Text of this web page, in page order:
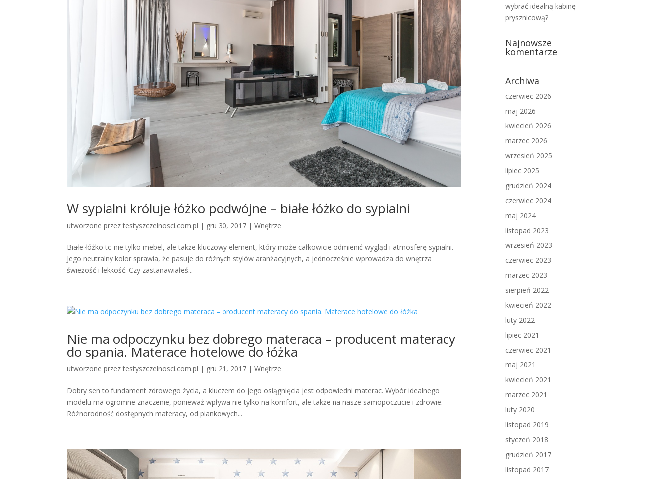
W sypialni króluje łóżko podwójne – białe łóżko do sypialni
utworzone przeztestyszczelnosci.com.pl | gru 30, 2017 |Wnętrze
Białe łóżko to nie tylko mebel, ale także kluczowy element, który może całkowicie odmienić wygląd i atmosferę sypialni.
Jego neutralny kolor sprawia, że pasuje do różnych stylów aranżacyjnych, a jednocześnie wprowadza do wnętrza
świeżość i lekkość. Czy zastanawiałeś...
Nie ma odpoczynku bez dobrego materaca – producent materacy
do spania. Materace hotelowe do łóżka
utworzone przeztestyszczelnosci.com.pl | gru 21, 2017 |Wnętrze
Dobry sen to fundament zdrowego życia, a kluczem do jego osiągnięcia jest odpowiedni materac. Wybór idealnego
modelu ma ogromne znaczenie, ponieważ wpływa nie tylko na komfort, ale także na nasze samopoczucie i zdrowie.
Różnorodność dostępnych materacy, od piankowych...
wybrać idealną kabinę
prysznicową?
Najnowsze
komentarze
Archiwa
czerwiec 2026
maj 2026
kwiecień 2026
marzec 2026
wrzesień 2025
lipiec 2025
grudzień 2024
czerwiec 2024
maj 2024
listopad 2023
wrzesień 2023
czerwiec 2023
marzec 2023
sierpień 2022
kwiecień 2022
luty 2022
lipiec 2021
czerwiec 2021
maj 2021
kwiecień 2021
marzec 2021
luty 2020
listopad 2019
styczeń 2018
grudzień 2017
listopad 2017